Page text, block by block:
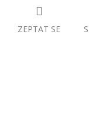
ZEPTAT SE